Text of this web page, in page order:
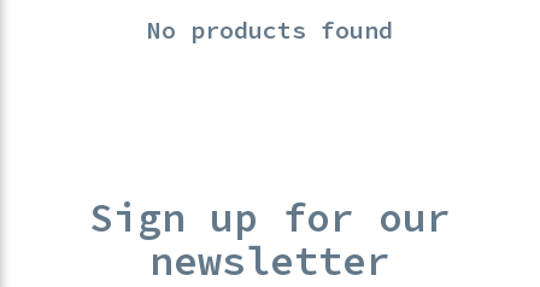
No products found
Sign up for our
newsletter